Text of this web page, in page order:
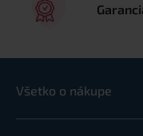
Všetko o nákupe